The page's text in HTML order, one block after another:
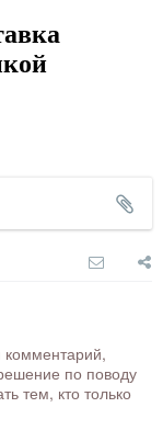
комментарий,
по поводу
тем, кто только